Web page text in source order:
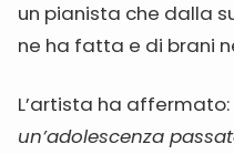
un pianista che dalla
ne ha fatta e di brani
L’artista ha affermato:
un’adolescenza